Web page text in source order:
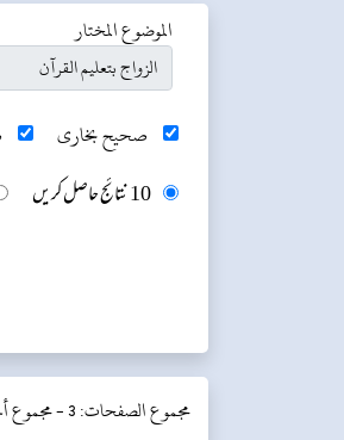
الموضوع المختار
صحیح بخاری
10 نتائج حاصل کریں
مجموع الصفحات: 3 - مجموع